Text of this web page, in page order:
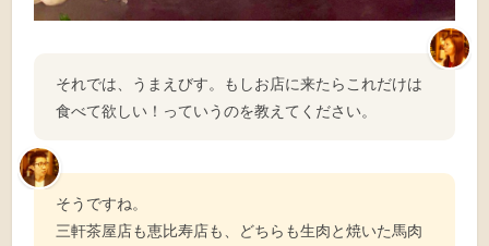
それでは、うまえびす。もしお店に来たらこれだけは
食べて欲しい！っていうのを教えてください。
そうですね。
三軒茶屋店も恵比寿店も、どちらも生肉と焼いた馬肉